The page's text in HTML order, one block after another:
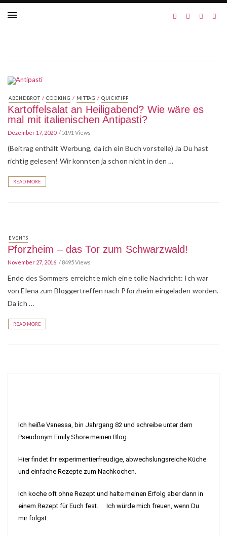
ABENDBROT / COOKING / MITTAG / QUICKTIPP
Kartoffelsalat an Heiligabend? Wie wäre es
mal mit italienischen Antipasti?
Dezember 17, 2020 5191 Views
(Beitrag enthält Werbung, da ich ein Buch vorstelle) Ja Du hast
richtig gelesen! Wir konnten ja schon nicht in den …
READ MORE
EVENTS
Pforzheim – das Tor zum Schwarzwald!
November 27, 2016 8495 Views
Ende des Sommers erreichte mich eine tolle Nachricht: Ich war
von Elena zum Bloggertreffen nach Pforzheim eingeladen worden.
Da ich …
READ MORE
Ich heiße Vanessa, bin Jahrgang 82 und schreibe unter dem
Pseudonym Emily Shore meinen Blog.
Hier findet Ihr experimentierfreudige, abwechslungsreiche Küche
und einfache Rezepte zum Nachkochen.
Ich koche oft ohne Rezept und halte meinen Erfolg aber dann in
einem Rezept für Euch fest. Ich würde mich freuen, wenn Du
mir folgst.